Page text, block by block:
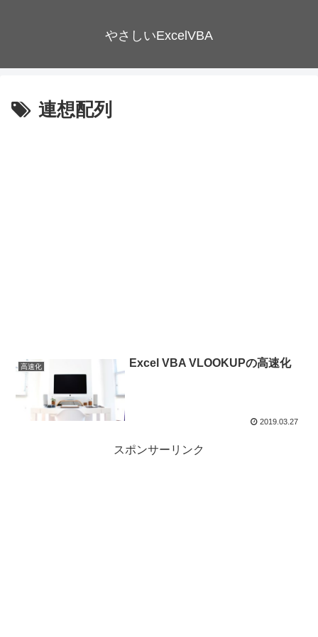
やさしいExcelVBA
連想配列
高速化 Excel VBA VLOOKUPの高速化
2019.03.27
スポンサーリンク